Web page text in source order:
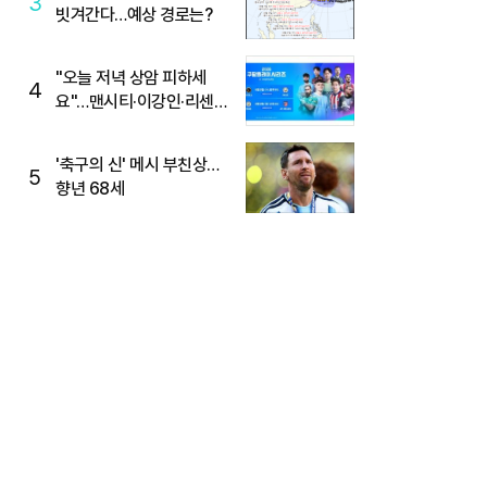
빗겨간다…예상 경로는?
4
"오늘 저녁 상암 피하세
요"…맨시티·이강인·리센느
5
'축구의 신' 메시 부친상…
향년 68세